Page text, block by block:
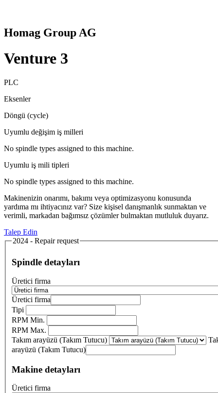
Homag Group AG
Venture 3
PLC
Eksenler
Döngü (cycle)
Uyumlu değişim iş milleri
No spindle types assigned to this machine.
Uyumlu iş mili tipleri
No spindle types assigned to this machine.
Makinenizin onarımı, bakımı veya optimizasyonu konusunda
yardıma mı ihtiyacınız var? Size kişisel danışmanlık sunmaktan ve
verimli, markadan bağımsız çözümler bulmaktan mutluluk duyarız.
Talep Edin
2024 - Repair request
Spindle detayları
Üretici firma
Üretici firma
Tipi
RPM Min.
RPM Max.
Takım arayüzü (Takım Tutucu)
arayüzü (Takım Tutucu)
Makine detayları
Üretici firma